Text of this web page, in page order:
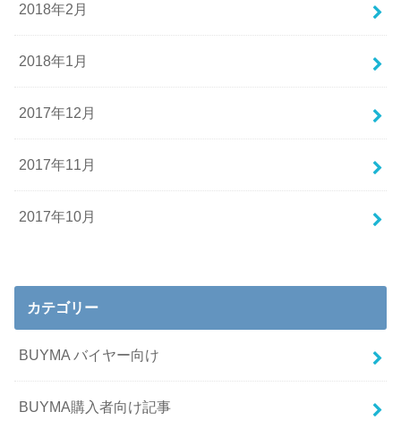
2018年2月
2018年1月
2017年12月
2017年11月
2017年10月
カテゴリー
BUYMA バイヤー向け
BUYMA購入者向け記事